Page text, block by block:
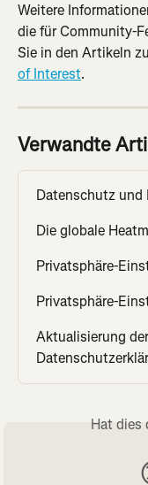
Weitere
die für Community-
Sie in den Artikeln
of Interest.
Verwandte
Datenschutz und
Die globale
Privatsphäre-
Privatsphäre-
Aktualisierung
Hat dies